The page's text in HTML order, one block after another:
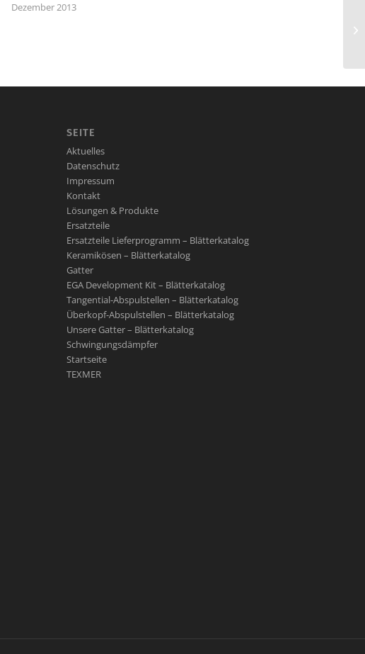
Dezember 2013
SEITE
Aktuelles
Datenschutz
Impressum
Kontakt
Lösungen & Produkte
Ersatzteile
Ersatzteile Lieferprogramm – Blätterkatalog
Keramikösen – Blätterkatalog
Gatter
EGA Development Kit – Blätterkatalog
Tangential-Abspulstellen – Blätterkatalog
Überkopf-Abspulstellen – Blätterkatalog
Unsere Gatter – Blätterkatalog
Schwingungsdämpfer
Startseite
TEXMER